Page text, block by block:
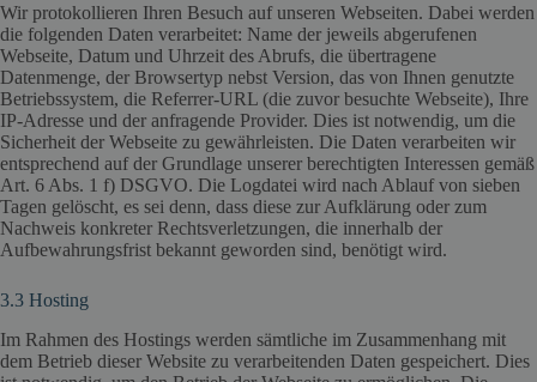
Wir protokollieren Ihren Besuch auf unseren Webseiten. Dabei werden
die folgenden Daten verarbeitet: Name der jeweils abgerufenen
Webseite, Datum und Uhrzeit des Abrufs, die übertragene
Datenmenge, der Browsertyp nebst Version, das von Ihnen genutzte
Betriebssystem, die Referrer-URL (die zuvor besuchte Webseite), Ihre
IP-Adresse und der anfragende Provider. Dies ist notwendig, um die
Sicherheit der Webseite zu gewährleisten. Die Daten verarbeiten wir
entsprechend auf der Grundlage unserer berechtigten Interessen gemäß
Art. 6 Abs. 1 f) DSGVO. Die Logdatei wird nach Ablauf von sieben
Tagen gelöscht, es sei denn, dass diese zur Aufklärung oder zum
Nachweis konkreter Rechtsverletzungen, die innerhalb der
Aufbewahrungsfrist bekannt geworden sind, benötigt wird.
3.3 Hosting
Im Rahmen des Hostings werden sämtliche im Zusammenhang mit
dem Betrieb dieser Website zu verarbeitenden Daten gespeichert. Dies